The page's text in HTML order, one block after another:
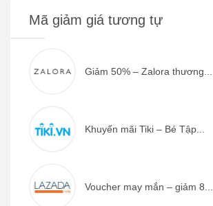
Mã giảm giá tương tự
Giảm 50% – Zalora thương...
Khuyến mãi Tiki – Bé Tập...
Voucher may mắn – giảm 8...